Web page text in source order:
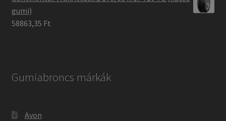
gumi)
58863,35 Ft
Gumiabroncs márkák
Avon